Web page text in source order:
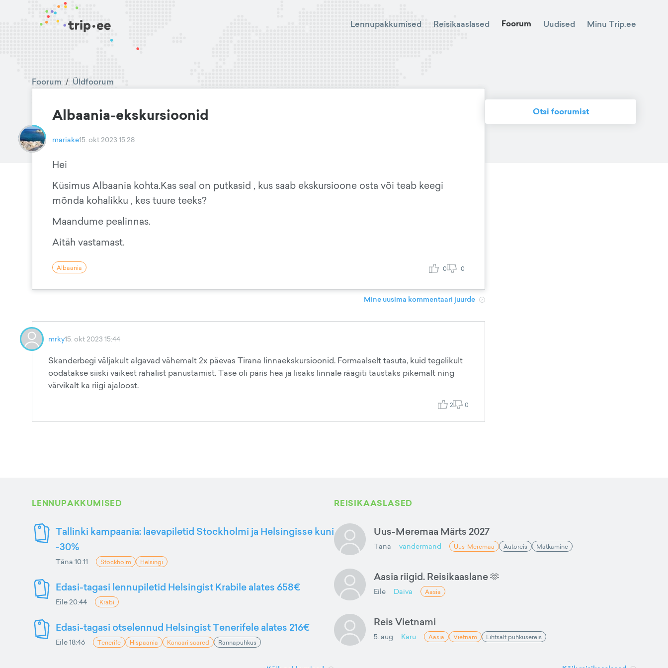
Lennupakkumised Reisikaaslased Foorum Uudised Minu Trip.ee
Foorum / Üldfoorum
Albaania-ekskursioonid
mariake15. okt 2023 15:28
Hei
Küsimus Albaania kohta.Kas seal on putkasid , kus saab ekskursioone osta või teab keegi
mõnda kohalikku , kes tuure teeks?
Maandume pealinnas.
Aitäh vastamast.
Albaania 0 0
Mine uusima kommentaari juurde
mrky15. okt 2023 15:44
Skanderbegi väljakult algavad vähemalt 2x päevas Tirana linnaekskursioonid. Formaalselt tasuta, kuid tegelikult
oodatakse siiski väikest rahalist panustamist. Tase oli päris hea ja lisaks linnale räägiti taustaks pikemalt ning
värvikalt ka riigi ajaloost.
2 0
Otsi foorumist
LENNUPAKKUMISED
Tallinki kampaania: laevapiletid Stockholmi ja Helsingisse kuni
-30%
Täna 10:11 Stockholm Helsingi
Edasi-tagasi lennupiletid Helsingist Krabile alates 658€
Eile 20:44 Krabi
Edasi-tagasi otselennud Helsingist Tenerifele alates 216€
Eile 18:46 Tenerife Hispaania Kanaari saared Rannapuhkus
REISIKAASLASED
Uus-Meremaa Märts 2027
Täna vandermand Uus-Meremaa Autoreis Matkamine
Aasia riigid. Reisikaaslane 🫶
Eile Daiva Aasia
Reis Vietnami
5. aug Karu Aasia Vietnam Lihtsalt puhkusereis